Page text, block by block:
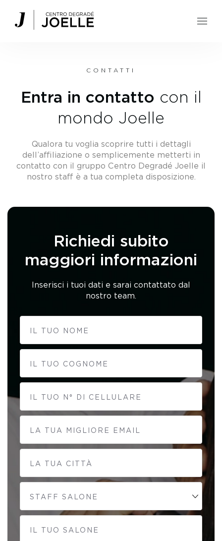
Centro Degradé Joelle Parrucchieri
CONTATTI
Entra in contatto con il
mondo Joelle
Qualora tu voglia scoprire tutti i dettagli
dell’affiliazione o semplicemente metterti in
contatto con il gruppo Centro Degradé Joelle il
nostro staff è a tua completa disposizione.
Richiedi subito
maggiori informazioni
Inserisci i tuoi dati e sarai contattato dal
nostro team.
IL TUO NOME
IL TUO COGNOME
IL TUO N° DI CELLULARE
LA TUA MIGLIORE EMAIL
LA TUA CITTÀ
STAFF SALONE
IL TUO SALONE